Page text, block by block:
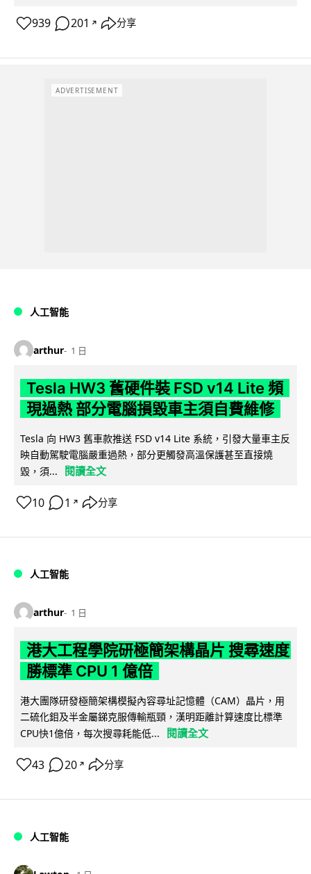
939 201 ↗ 分享
ADVERTISEMENT
人工智能
arthur 1 日
Tesla HW3 舊硬件裝 FSD v14 Lite 頻
現過熱 部分電腦損毀車主須自費維修
Tesla 向 HW3 舊車款推送 FSD v14 Lite 系統，引發大量車主反
映自動駕駛電腦嚴重過熱，部分更觸發高溫保護甚至直接燒
毀，須...
閱讀全文
10 1 ↗ 分享
人工智能
arthur 1 日
港大工程學院研極簡架構晶片 搜尋速度
勝標準 CPU 1 億倍
港大團隊研發極簡架構模擬內容尋址記憶體（CAM）晶片，用
二硫化鉬及半金屬銻克服傳輸瓶頸，漢明距離計算速度比標準
CPU快1億倍，每次搜尋耗能低...
閱讀全文
43 20 ↗ 分享
人工智能